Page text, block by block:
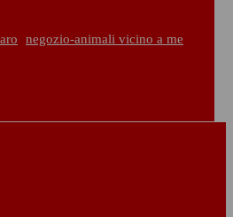
negozio-animali vicino a me